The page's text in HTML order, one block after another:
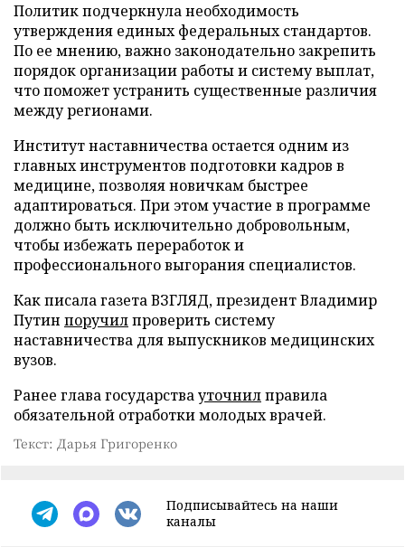
Политик подчеркнула необходимость
утверждения единых федеральных стандартов.
По ее мнению, важно законодательно закрепить
порядок организации работы и систему выплат,
что поможет устранить существенные различия
между регионами.
Институт наставничества остается одним из
главных инструментов подготовки кадров в
медицине, позволяя новичкам быстрее
адаптироваться. При этом участие в программе
должно быть исключительно добровольным,
чтобы избежать переработок и
профессионального выгорания специалистов.
Как писала газета ВЗГЛЯД, президент Владимир
Путин поручилпроверить систему
наставничества для выпускников медицинских
вузов.
Ранее глава государствауточнилправила
обязательной отработки молодых врачей.
Текст: Дарья Григоренко
Подписывайтесь на наши
каналы